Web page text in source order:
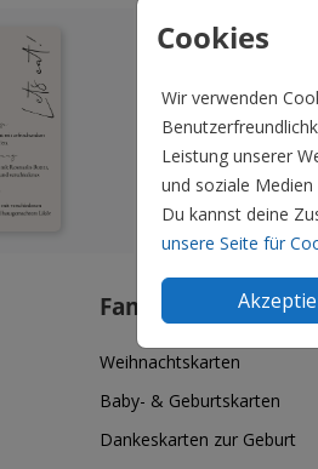
Cookies
Wir verwenden
Leistung unserer
und soziale
Du kannst deine
unsere Seite für
Familie & Feiertage
Weihnachtskarten
Baby- & Geburtskarten
Dankeskarten zur Geburt